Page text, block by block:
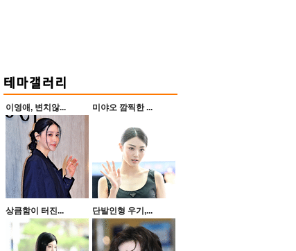
이영애, 변치않... 미야오 깜찍한 ...
상큼함이 터진... 단발인형 우기,...